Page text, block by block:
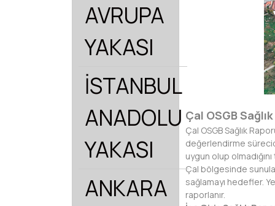
AVRUPA
YAKASI
İSTANBUL
ANADOLU
YAKASI
ANKARA
Çal OSGB
Çal OSGB Sağlık
değerlendirme
uygun olup
Çal bölgesinde
sağlamayı hedefler.
raporlanır.